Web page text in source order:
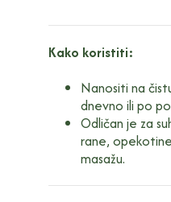
Kako koristiti:
Nanositi na
dnevno ili po
Odličan je za
rane,
masažu.